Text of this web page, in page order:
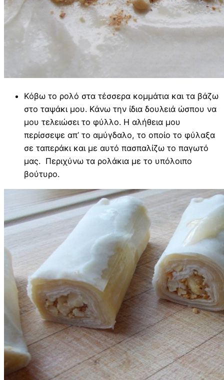
Κόβω το ρολό στα τέσσερα κομμάτια και τα βάζω
στο ταψάκι μου. Κάνω την ίδια δουλειά ώσπου να
μου τελειώσει το φύλλο. Η αλήθεια μου
περίσσεψε απ’ το αμύγδαλο, το οποίο το φύλαξα
σε ταπεράκι και με αυτό πασπαλίζω το παγωτό
μας. Περιχύνω τα ρολάκια με το υπόλοιπο
βούτυρο.